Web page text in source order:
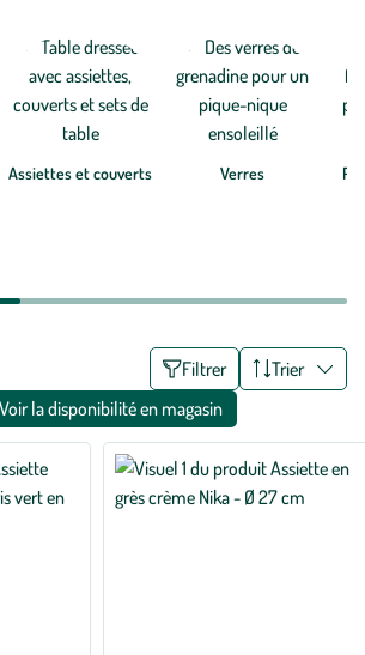
situations !
Assiettes et couverts Verres
Filtrer
Trier
Voir la disponibilité en magasin